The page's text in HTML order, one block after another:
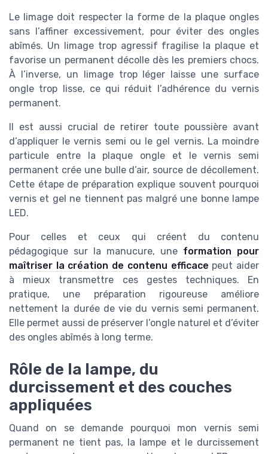
Le limage doit respecter la forme de la plaque ongles
sans l’affiner excessivement, pour éviter des ongles
abîmés. Un limage trop agressif fragilise la plaque et
favorise un permanent décolle dès les premiers chocs.
À l’inverse, un limage trop léger laisse une surface
ongle trop lisse, ce qui réduit l’adhérence du vernis
permanent.
Il est aussi crucial de retirer toute poussière avant
d’appliquer le vernis semi ou le gel vernis. La moindre
particule entre la plaque ongle et le vernis semi
permanent crée une bulle d’air, source de décollement.
Cette étape de préparation explique souvent pourquoi
vernis et gel ne tiennent pas malgré une bonne lampe
LED.
Pour celles et ceux qui créent du contenu
pédagogique sur la manucure, une formation pour
maîtriser la création de contenu efficace peut aider
à mieux transmettre ces gestes techniques. En
pratique, une préparation rigoureuse améliore
nettement la durée de vie du vernis semi permanent.
Elle permet aussi de préserver l’ongle naturel et d’éviter
des ongles abîmés à long terme.
Rôle de la lampe, du
durcissement et des couches
appliquées
Quand on se demande pourquoi mon vernis semi
permanent ne tient pas, la lampe et le durcissement